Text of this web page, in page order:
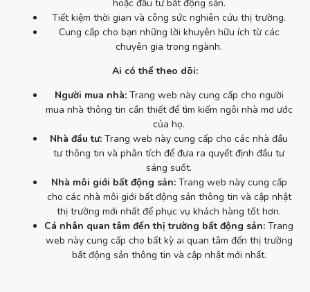
hoặc đầu tư bất động sản.
Tiết kiệm thời gian và công sức nghiên cứu thị trường.
Cung cấp cho bạn những lời khuyên hữu ích từ các
chuyên gia trong ngành.
Ai có thể theo dõi:
Người mua nhà:Trang web này cung cấp cho người
mua nhà thông tin cần thiết để tìm kiếm ngôi nhà mơ ước
của họ.
Nhà đầu tư: Trang web này cung cấp cho các nhà đầu
tư thông tin và phân tích để đưa ra quyết định đầu tư
sáng suốt.
Nhà môi giới bất động sản:Trang web này cung cấp
cho các nhà môi giới bất động sản thông tin và cập nhật
thị trường mới nhất để phục vụ khách hàng tốt hơn.
Cá nhân quan tâm đến thị trường bất động sản: Trang
web này cung cấp cho bất kỳ ai quan tâm đến thị trường
bất động sản thông tin và cập nhật mới nhất.